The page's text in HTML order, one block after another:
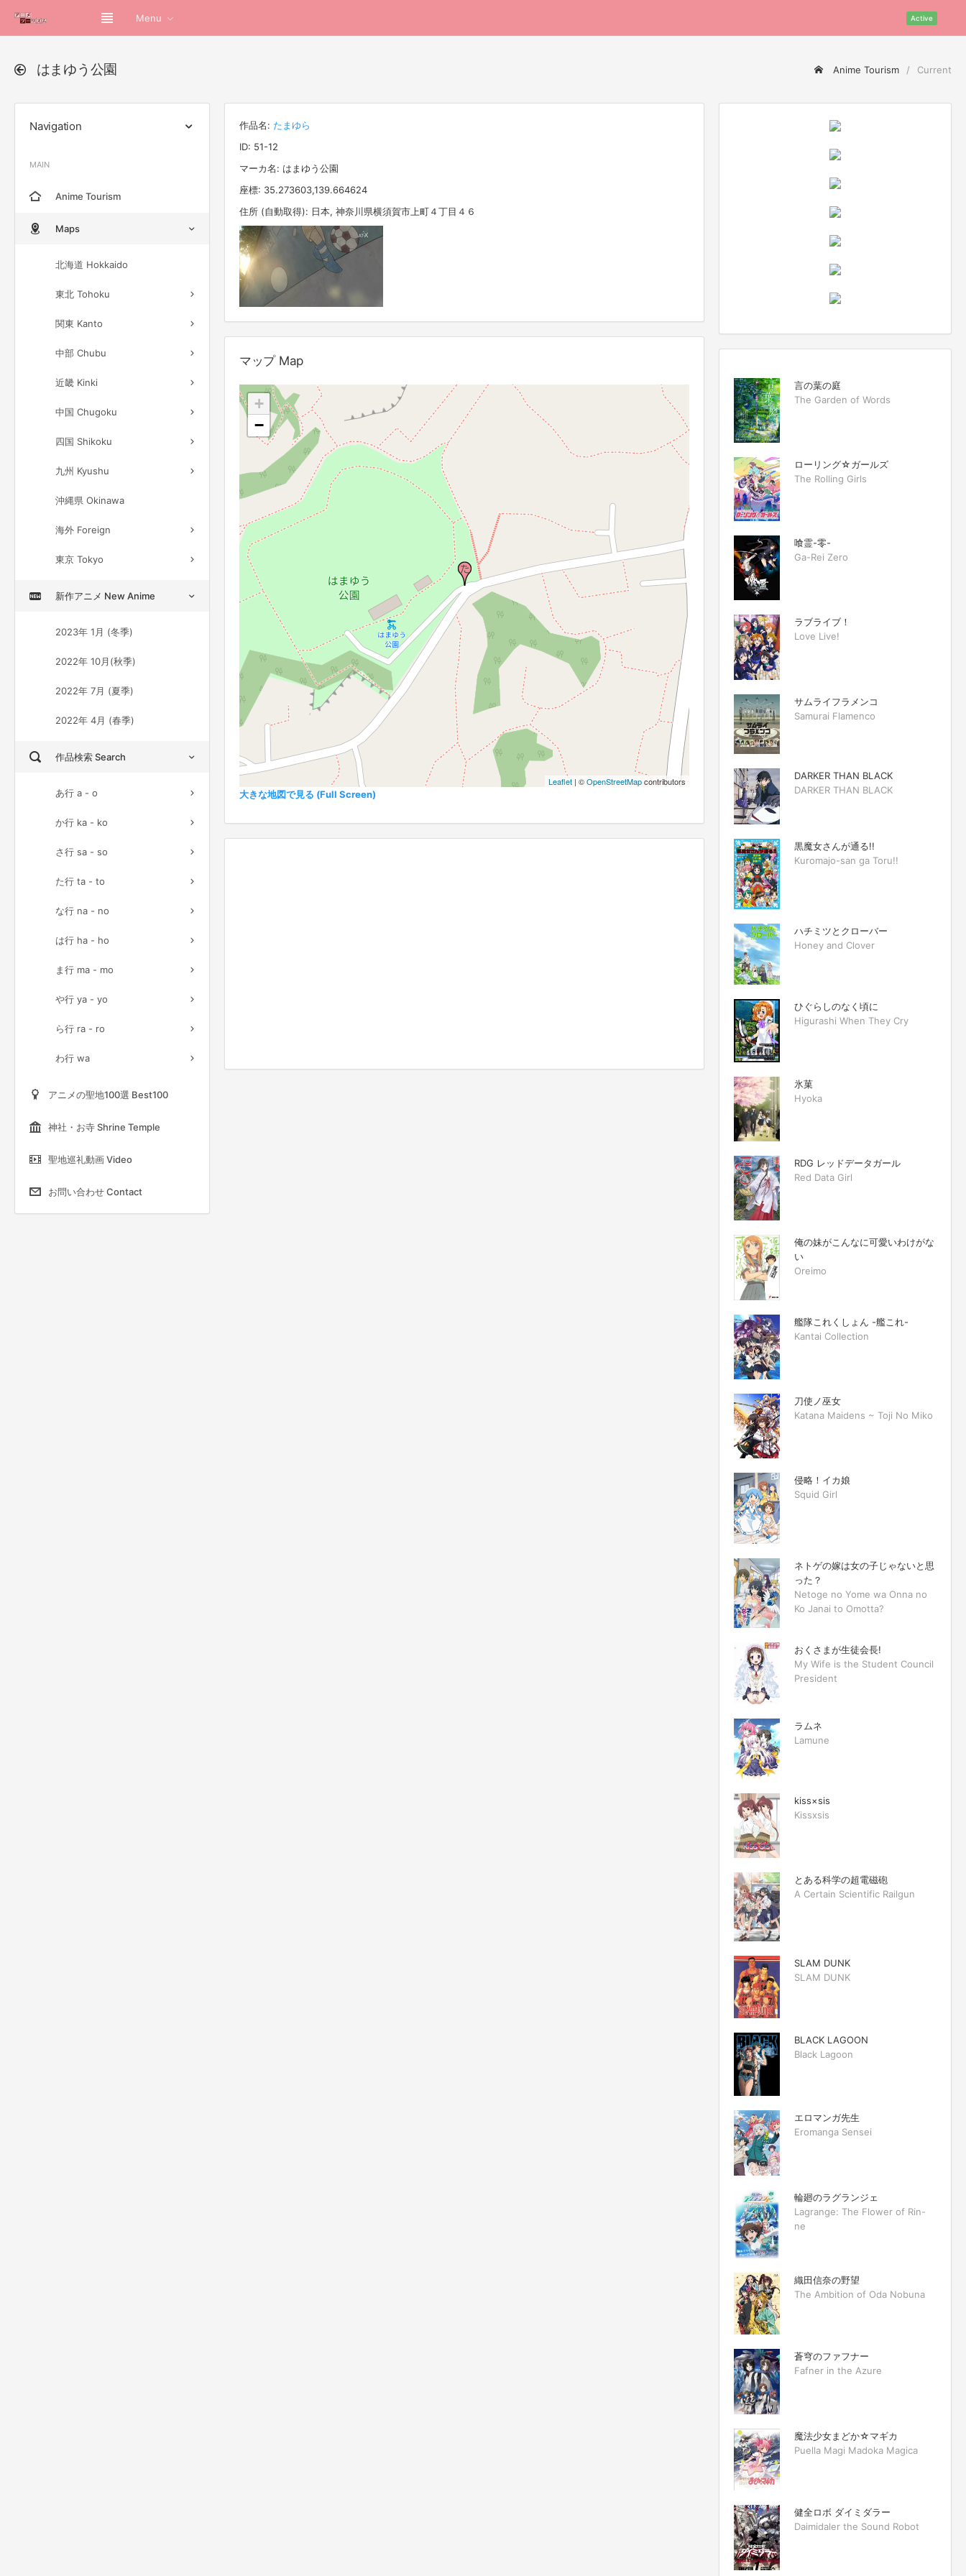
Menu Active
はまゆう公園 Anime Tourism Current
Navigation
MAIN
Anime Tourism
Maps
北海道 Hokkaido
東北 Tohoku
関東 Kanto
中部 Chubu
近畿 Kinki
中国 Chugoku
四国 Shikoku
九州 Kyushu
沖縄県 Okinawa
海外 Foreign
東京 Tokyo
新作アニメ New Anime
2023年 1月 (冬季)
2022年 10月(秋季)
2022年 7月 (夏季)
2022年 4月 (春季)
作品検索 Search
あ行 a - o
か行 ka - ko
さ行 sa - so
た行 ta - to
な行 na - no
は行 ha - ho
ま行 ma - mo
や行 ya - yo
ら行 ra - ro
わ行 wa
アニメの聖地100選 Best100
神社・お寺 Shrine Temple
聖地巡礼動画 Video
お問い合わせ Contact
作品名: たまゆら
ID: 51-12
マーカ名: はまゆう公園
座標: 35.273603,139.664624
住所 (自動取得): 日本, 神奈川県横須賀市上町４丁目４６
マップ Map
+
−
Leaflet | ©OpenStreetMapcontributors
大きな地図で見る (Full Screen)
言の葉の庭
The Garden of Words
ローリング☆ガールズ
The Rolling Girls
喰霊-零-
Ga-Rei Zero
ラブライブ！
Love Live!
サムライフラメンコ
Samurai Flamenco
DARKER THAN BLACK
DARKER THAN BLACK
黒魔女さんが通る!!
Kuromajo-san ga Toru!!
ハチミツとクローバー
Honey and Clover
ひぐらしのなく頃に
Higurashi When They Cry
氷菓
Hyoka
RDG レッドデータガール
Red Data Girl
俺の妹がこんなに可愛いわけがな
い
Oreimo
艦隊これくしょん -艦これ-
Kantai Collection
刀使ノ巫女
Katana Maidens ~ Toji No Miko
侵略！イカ娘
Squid Girl
ネトゲの嫁は女の子じゃないと思
った？
Netoge no Yome wa Onna no
Ko Janai to Omotta?
おくさまが生徒会長!
My Wife is the Student Council
President
ラムネ
Lamune
kiss×sis
Kissxsis
とある科学の超電磁砲
A Certain Scientific Railgun
SLAM DUNK
SLAM DUNK
BLACK LAGOON
Black Lagoon
エロマンガ先生
Eromanga Sensei
輪廻のラグランジェ
Lagrange: The Flower of Rin-
ne
織田信奈の野望
The Ambition of Oda Nobuna
蒼穹のファフナー
Fafner in the Azure
魔法少女まどか☆マギカ
Puella Magi Madoka Magica
健全ロボ ダイミダラー
Daimidaler the Sound Robot